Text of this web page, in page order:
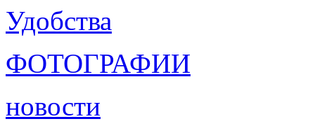
Удобства
ФОТОГРАФИИ
новости